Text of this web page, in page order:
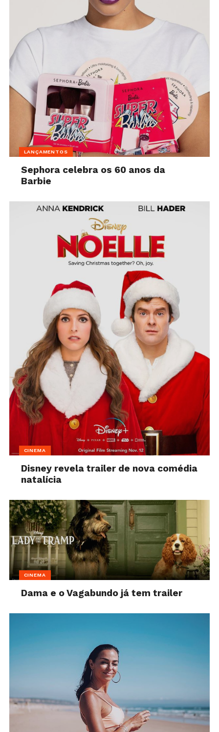
LANÇAMENTOS
Sephora celebra os 60 anos da
Barbie
CINEMA
Disney revela trailer de nova comédia
natalícia
CINEMA
Dama e o Vagabundo já tem trailer